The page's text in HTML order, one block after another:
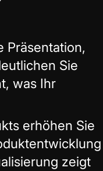
Präsentation,
Sie
was Ihr
erhöhen Sie
zeigt